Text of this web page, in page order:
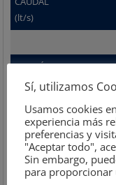
(lt/s)
PRESIÓN
(Bar)
Sí, utilizamos
Usamos cookies
experiencia más
preferencias y
"Aceptar todo",
Sin embargo,
para